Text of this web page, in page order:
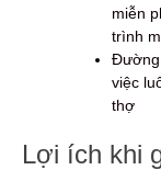
miễn
trình
Đường
việc
thợ
Lợi ích khi